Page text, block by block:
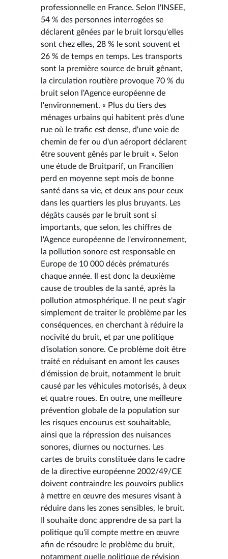
professionnelle en France. Selon l'INSEE,
54 % des personnes interrogées se
déclarent gênées par le bruit lorsqu'elles
sont chez elles, 28 % le sont souvent et
26 % de temps en temps. Les transports
sont la première source de bruit gênant,
la circulation routière provoque 70 % du
bruit selon l'Agence européenne de
l'environnement. « Plus du tiers des
ménages urbains qui habitent près d'une
rue où le trafic est dense, d'une voie de
chemin de fer ou d'un aéroport déclarent
être souvent gênés par le bruit ». Selon
une étude de Bruitparif, un Francilien
perd en moyenne sept mois de bonne
santé dans sa vie, et deux ans pour ceux
dans les quartiers les plus bruyants. Les
dégâts causés par le bruit sont si
importants, que selon, les chiffres de
l'Agence européenne de l'environnement,
la pollution sonore est responsable en
Europe de 10 000 décès prématurés
chaque année. Il est donc la deuxième
cause de troubles de la santé, après la
pollution atmosphérique. Il ne peut s'agir
simplement de traiter le problème par les
conséquences, en cherchant à réduire la
nocivité du bruit, et par une politique
d'isolation sonore. Ce problème doit être
traité en réduisant en amont les causes
d'émission de bruit, notamment le bruit
causé par les véhicules motorisés, à deux
et quatre roues. En outre, une meilleure
prévention globale de la population sur
les risques encourus est souhaitable,
ainsi que la répression des nuisances
sonores, diurnes ou nocturnes. Les
cartes de bruits constituée dans le cadre
de la directive européenne 2002/49/CE
doivent contraindre les pouvoirs publics
à mettre en œuvre des mesures visant à
réduire dans les zones sensibles, le bruit.
Il souhaite donc apprendre de sa part la
politique qu'il compte mettre en œuvre
afin de résoudre le problème du bruit,
notamment quelle politique de révision